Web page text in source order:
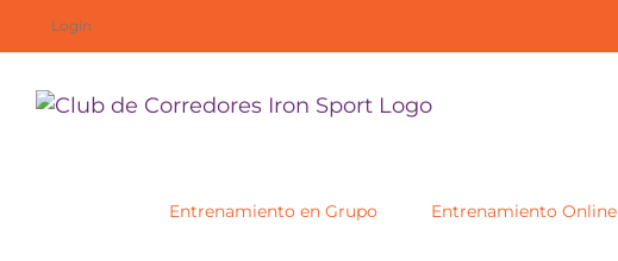
Saltar
al
Login
Entrenamiento en Grupo Entrenamiento Online